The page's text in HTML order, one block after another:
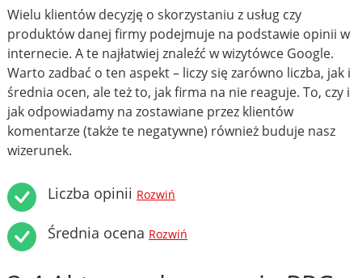
Wielu klientów decyzję o skorzystaniu z usług czy
produktów danej firmy podejmuje na podstawie opinii w
internecie. A te najłatwiej znaleźć w wizytówce Google.
Warto zadbać o ten aspekt – liczy się zarówno liczba, jak i
średnia ocen, ale też to, jak firma na nie reaguje. To, czy i
jak odpowiadamy na zostawiane przez klientów
komentarze (także te negatywne) również buduje nasz
wizerunek.
Liczba opinii Rozwiń
Średnia ocena Rozwiń